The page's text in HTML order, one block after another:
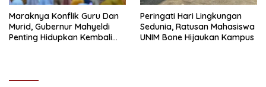
Maraknya Konflik Guru Dan
Murid, Gubernur Mahyeldi
Penting Hidupkan Kembali
Peringati Hari Lingkungan
Sedunia, Ratusan Mahasiswa
UNIM Bone Hijaukan Kampus